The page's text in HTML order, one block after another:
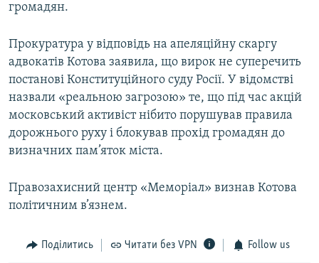
громадян.
Прокуратура у відповідь на апеляційну скаргу
адвокатів Котова заявила, що вирок не суперечить
постанові Конституційного суду Росії. У відомстві
назвали «реальною загрозою» те, що під час акцій
московський активіст нібито порушував правила
дорожнього руху і блокував прохід громадян до
визначних пам’яток міста.
Правозахисний центр «Меморіал» визнав Котова
політичним в’язнем.
Поділитись Читати без VPN Follow us